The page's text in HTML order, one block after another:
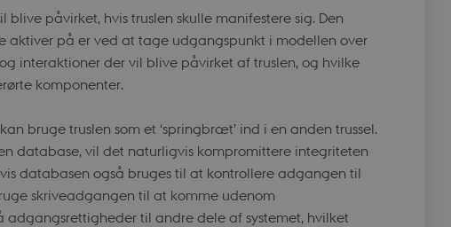
påvirket, hvis truslen skulle manifestere sig. Den
aktiver på er ved at tage udgangspunkt i modellen over
interaktioner der vil blive påvirket af truslen, og hvilke
komponenter.
bruge truslen som et ‘springbræt’ ind i en anden trussel.
database, vil det naturligvis kompromittere integriteten
databasen også bruges til at kontrollere adgangen til
skriveadgangen til at komme udenom
adgangsrettigheder til andre dele af systemet, hvilket
Cookie-Script.com service
consent preferences.
Script.com cookie
session variables. It is
number, how it is
to the site, but a good
a logged-in status for a
Microsoft to securely verify